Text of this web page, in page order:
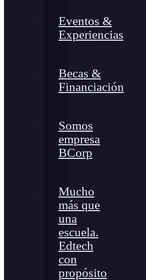
Eventos &
Experiencias
Becas &
Financiación
Somos
empresa
BCorp
Mucho
más que
una
escuela.
Edtech
con
propósito